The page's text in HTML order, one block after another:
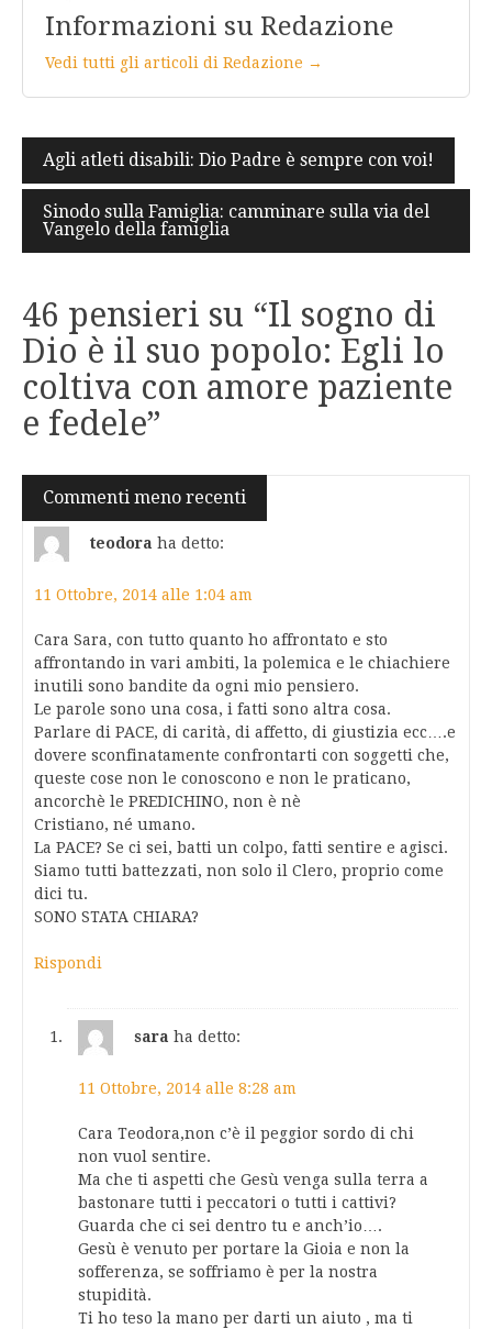
Informazioni su Redazione
Vedi tutti gli articoli di Redazione →
Navigazione
articoli
Agli atleti disabili: Dio Padre è sempre con voi!
Sinodo sulla Famiglia: camminare sulla via del
Vangelo della famiglia
46 pensieri su “Il sogno di
Dio è il suo popolo: Egli lo
coltiva con amore paziente
e fedele”
Navigazione
commenti
Commenti meno recenti
teodora ha detto:
11 Ottobre, 2014 alle 1:04 am
Cara Sara, con tutto quanto ho affrontato e sto
affrontando in vari ambiti, la polemica e le chiachiere
inutili sono bandite da ogni mio pensiero.
Le parole sono una cosa, i fatti sono altra cosa.
Parlare di PACE, di carità, di affetto, di giustizia ecc….e
dovere sconfinatamente confrontarti con soggetti che,
queste cose non le conoscono e non le praticano,
ancorchè le PREDICHINO, non è nè
Cristiano, né umano.
La PACE? Se ci sei, batti un colpo, fatti sentire e agisci.
Siamo tutti battezzati, non solo il Clero, proprio come
dici tu.
SONO STATA CHIARA?
Rispondi
sara ha detto:
11 Ottobre, 2014 alle 8:28 am
Cara Teodora,non c’è il peggior sordo di chi
non vuol sentire.
Ma che ti aspetti che Gesù venga sulla terra a
bastonare tutti i peccatori o tutti i cattivi?
Guarda che ci sei dentro tu e anch’io….
Gesù è venuto per portare la Gioia e non la
sofferenza, se soffriamo è per la nostra
stupidità.
Ti ho teso la mano per darti un aiuto , ma ti